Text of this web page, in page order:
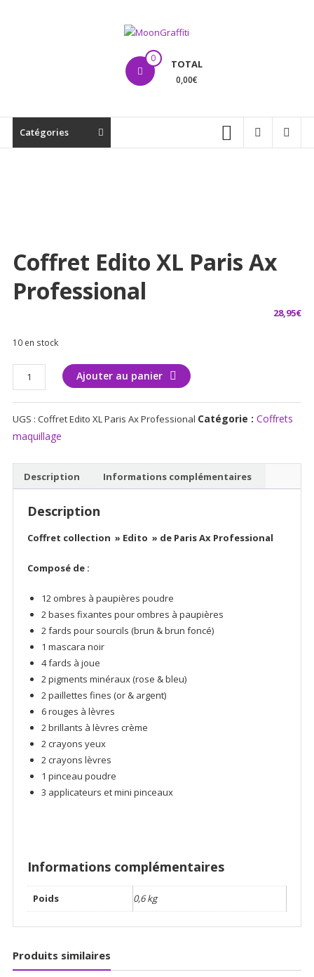
MoonGraffiti 0 TOTAL
0,00€
Catégories
Coffret Edito XL Paris Ax
Professional
28,95€
10 en stock
quantité
de
Coffret
Edito
XL
Professional
Ajouter au panier
UGS : Coffret Edito XL Paris Ax Professional Catégorie : Coffrets
maquillage
Description Informations complémentaires
Description
Coffret collection » Edito » de Paris Ax Professional
Composé de :
12 ombres à paupières poudre
2 bases fixantes pour ombres à paupières
2 fards pour sourcils (brun & brun foncé)
1 mascara noir
4 fards à joue
2 pigments minéraux (rose & bleu)
2 paillettes fines (or & argent)
6 rouges à lèvres
2 brillants à lèvres crème
2 crayons yeux
2 crayons lèvres
1 pinceau poudre
3 applicateurs et mini pinceaux
Informations complémentaires
Poids 0,6 kg
Produits similaires